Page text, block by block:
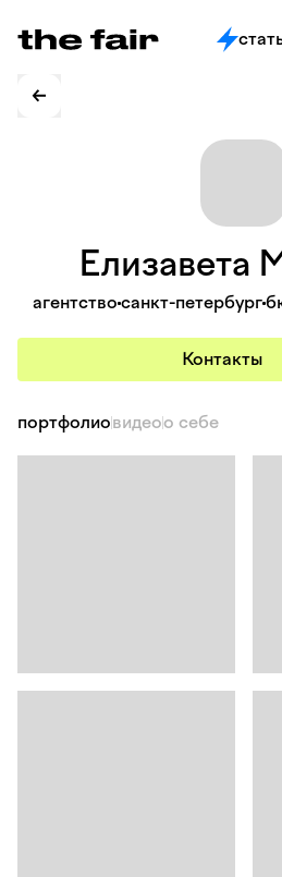
Елизавета
агентство санкт-петербург
Контакты
портфолиовидеоо себе